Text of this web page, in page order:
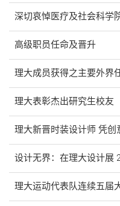
深切哀悼医疗及社会科学
高级职员任命及晋升
理大成员获得之主要外界
理大表彰杰出研究生校友
理大新晋时装设计师 凭创
设计无界：在理大设计展
理大运动代表队连续五届